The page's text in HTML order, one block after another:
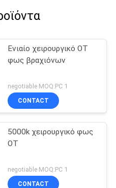
Ενιαίο χειρουργικό OT
φως βραχιόνων
negotiable MOQ:PC 1
CONTACT
5000k χειρουργικό φως
OT
negotiable MOQ:PC 1
CONTACT